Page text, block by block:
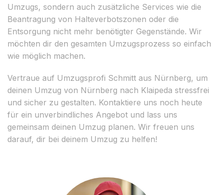
Umzugs, sondern auch zusätzliche Services wie die
Beantragung von Halteverbotszonen oder die
Entsorgung nicht mehr benötigter Gegenstände. Wir
möchten dir den gesamten Umzugsprozess so einfach
wie möglich machen.
Vertraue auf Umzugsprofi Schmitt aus Nürnberg, um
deinen Umzug von Nürnberg nach Klaipeda stressfrei
und sicher zu gestalten. Kontaktiere uns noch heute
für ein unverbindliches Angebot und lass uns
gemeinsam deinen Umzug planen. Wir freuen uns
darauf, dir bei deinem Umzug zu helfen!